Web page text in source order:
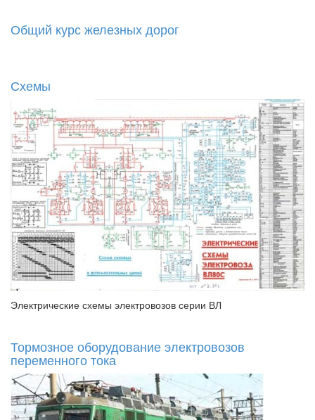
Общий курс железных дорог
Схемы
Электрические схемы электровозов серии ВЛ
Тормозное оборудование электровозов
переменного тока